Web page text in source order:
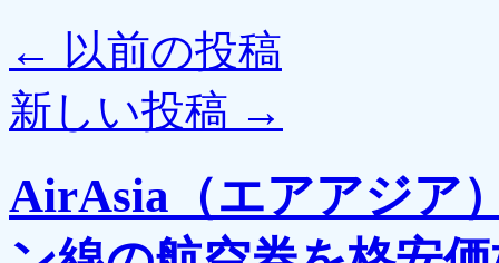
← 以前の投稿
新しい投稿 →
AirAsia（エアアジア